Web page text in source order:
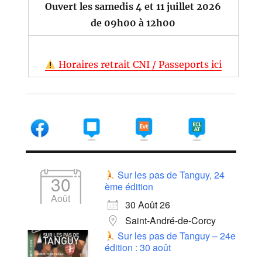
Ouvert les samedis 4 et 11 juillet 2026
de 09h00 à 12h00
Horaires retrait CNI / Passeports ici
30
Août
Sur les pas de Tanguy, 24
ème édition
30 Août 26
Saint-André-de-Corcy
Sur les pas de Tanguy – 24e
édition : 30 août